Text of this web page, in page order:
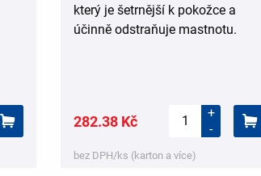
který je šetrnější k pokožce a
účinně odstraňuje mastnotu.
282.38 Kč
+
-
bez DPH/ks (karton a více)